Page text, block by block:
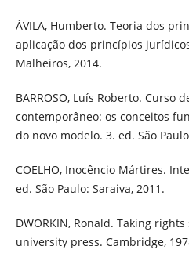
ÁVILA, Humberto. Teoria dos
aplicação dos princípios
Malheiros, 2014.
BARROSO, Luís Roberto. Curso
contemporâneo: os conceitos
do novo modelo. 3. ed. São
COELHO, Inocêncio Mártires.
ed. São Paulo: Saraiva, 2011.
DWORKIN, Ronald. Taking
university press. Cambridge,